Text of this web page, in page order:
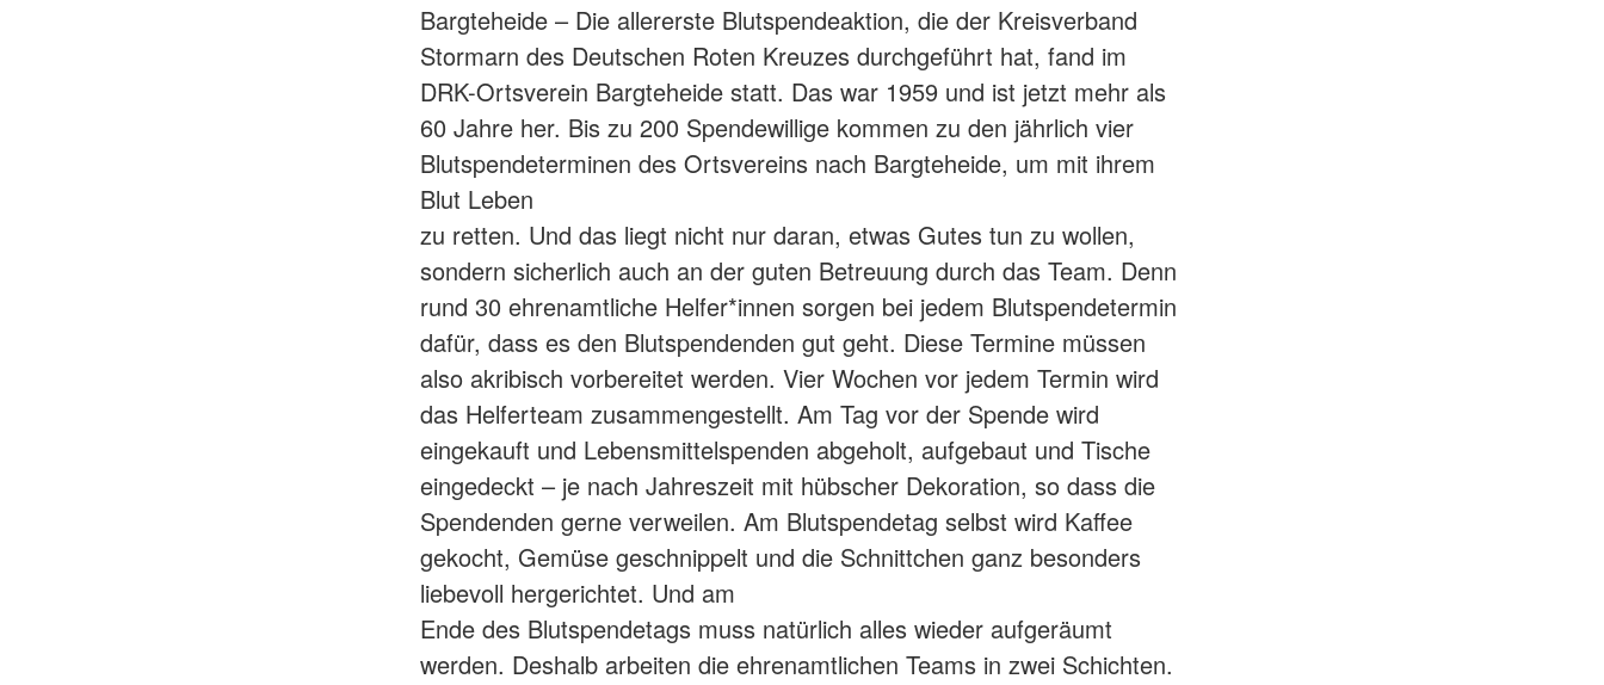
Bargteheide – Die allererste Blutspendeaktion, die der Kreisverband
Stormarn des Deutschen Roten Kreuzes durchgeführt hat, fand im
DRK-Ortsverein Bargteheide statt. Das war 1959 und ist jetzt mehr als
60 Jahre her. Bis zu 200 Spendewillige kommen zu den jährlich vier
Blutspendeterminen des Ortsvereins nach Bargteheide, um mit ihrem
Blut Leben
zu retten. Und das liegt nicht nur daran, etwas Gutes tun zu wollen,
sondern sicherlich auch an der guten Betreuung durch das Team. Denn
rund 30 ehrenamtliche Helfer*innen sorgen bei jedem Blutspendetermin
dafür, dass es den Blutspendenden gut geht. Diese Termine müssen
also akribisch vorbereitet werden. Vier Wochen vor jedem Termin wird
das Helferteam zusammengestellt. Am Tag vor der Spende wird
eingekauft und Lebensmittelspenden abgeholt, aufgebaut und Tische
eingedeckt – je nach Jahreszeit mit hübscher Dekoration, so dass die
Spendenden gerne verweilen. Am Blutspendetag selbst wird Kaffee
gekocht, Gemüse geschnippelt und die Schnittchen ganz besonders
liebevoll hergerichtet. Und am
Ende des Blutspendetags muss natürlich alles wieder aufgeräumt
werden. Deshalb arbeiten die ehrenamtlichen Teams in zwei Schichten.